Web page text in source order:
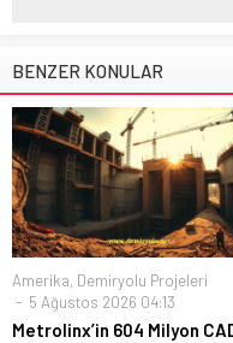
BENZER KONULAR
Amerika, Demiryolu Projeleri
5 Ağustos 2026 04:13
Metrolinx’in 604 Milyon